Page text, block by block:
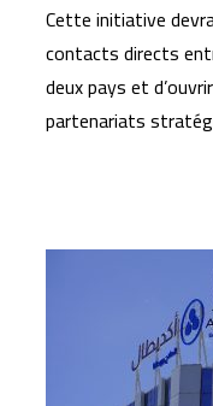
Cette initiative
contacts directs
deux pays et
partenariats